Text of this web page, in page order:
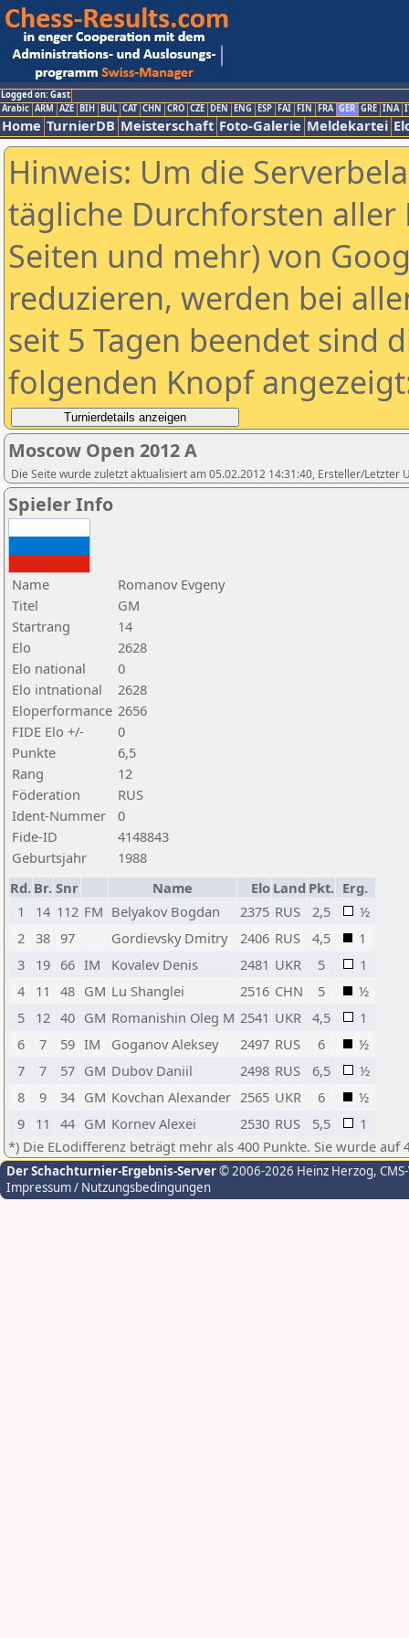
Logged on: Gast
Arabic ARM AZE BIH BUL CAT CHN CRO CZE DEN ENG ESP FAI FIN FRA GER GRE INA
Home TurnierDB Meisterschaft Foto-Galerie Meldekartei
Hinweis: Um die
tägliche Durchforsten aller
Seiten und mehr) von
reduzieren, werden bei
seit 5 Tagen beendet sind
folgenden Knopf
Moscow Open 2012 A
Die Seite wurde zuletzt aktualisiert am 05.02.2012 14:31:40, Ersteller/Letzter
Spieler Info
Name
Romanov Evgeny
Titel
GM
Startrang
14
Elo
2628
Elo national
0
Elo intnational
2628
Eloperformance 2656
FIDE Elo +/-
0
Punkte
6,5
Rang
12
Föderation
RUS
Ident-Nummer
0
Fide-ID
4148843
Geburtsjahr
1988
Rd. Br. Snr Name Elo Land Pkt. Erg.
1
14 112 FM Belyakov Bogdan 2375 RUS 2,5
½
2
38 97 Gordievsky Dmitry 2406 RUS 4,5
1
3
19 66 IM Kovalev Denis 2481 UKR 5
1
4
11 48 GM Lu Shanglei 2516 CHN 5
½
5
12 40 GM Romanishin Oleg M 2541 UKR 4,5
1
6
7 59 IM Goganov Aleksey 2497 RUS 6
½
7
7 57 GM Dubov Daniil 2498 RUS 6,5
½
8
9 34 GM Kovchan Alexander 2565 UKR 6
½
9
11 44 GM Kornev Alexei 2530 RUS 5,5
1
*) Die ELodifferenz beträgt mehr als 400 Punkte. Sie wurde auf
Der Schachturnier-Ergebnis-Server© 2006-2026 Heinz Herzog,
Impressum / Nutzungsbedingungen